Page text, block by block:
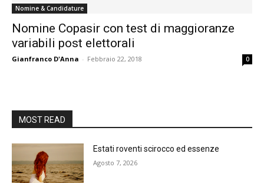
Nomine & Candidature
Nomine Copasir con test di maggioranze
variabili post elettorali
Gianfranco D'Anna - Febbraio 22, 2018 0
MOST READ
Estati roventi scirocco ed essenze
Agosto 7, 2026